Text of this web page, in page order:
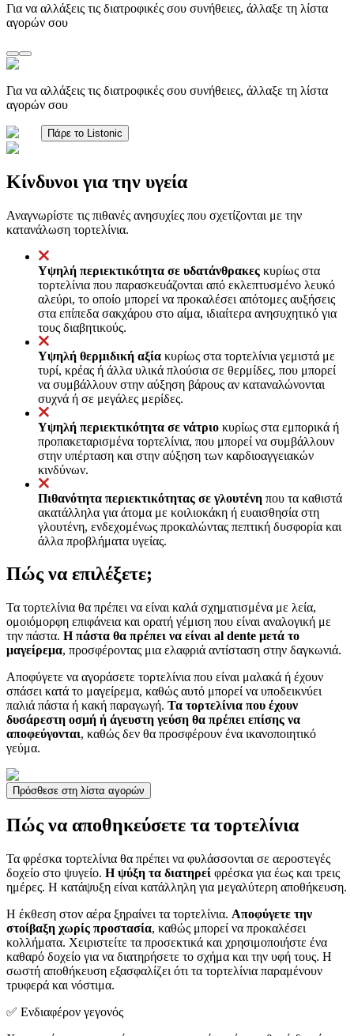
Για να αλλάξεις τις διατροφικές σου συνήθειες, άλλαξε τη λίστα
αγορών σου
Για να αλλάξεις τις διατροφικές σου συνήθειες, άλλαξε τη λίστα
αγορών σου
Πάρε το Listonic
Κίνδυνοι για την υγεία
Αναγνωρίστε τις πιθανές ανησυχίες που σχετίζονται με την
κατανάλωση τορτελίνια.
Υψηλή περιεκτικότητα σε υδατάνθρακες κυρίως στα
τορτελίνια που παρασκευάζονται από εκλεπτυσμένο λευκό
αλεύρι, το οποίο μπορεί να προκαλέσει απότομες αυξήσεις
στα επίπεδα σακχάρου στο αίμα, ιδιαίτερα ανησυχητικό για
τους διαβητικούς.
Υψηλή θερμιδική αξία κυρίως στα τορτελίνια γεμιστά με
τυρί, κρέας ή άλλα υλικά πλούσια σε θερμίδες, που μπορεί
να συμβάλλουν στην αύξηση βάρους αν καταναλώνονται
συχνά ή σε μεγάλες μερίδες.
Υψηλή περιεκτικότητα σε νάτριο κυρίως στα εμπορικά ή
προπακεταρισμένα τορτελίνια, που μπορεί να συμβάλλουν
στην υπέρταση και στην αύξηση των καρδιοαγγειακών
κινδύνων.
Πιθανότητα περιεκτικότητας σε γλουτένη που τα καθιστά
ακατάλληλα για άτομα με κοιλιοκάκη ή ευαισθησία στη
γλουτένη, ενδεχομένως προκαλώντας πεπτική δυσφορία και
άλλα προβλήματα υγείας.
Πώς να επιλέξετε;
Τα τορτελίνια θα πρέπει να είναι καλά σχηματισμένα με λεία,
ομοιόμορφη επιφάνεια και ορατή γέμιση που είναι αναλογική με
την πάστα. Η πάστα θα πρέπει να είναι al dente μετά το
μαγείρεμα, προσφέροντας μια ελαφριά αντίσταση στην δαγκωνιά.
Αποφύγετε να αγοράσετε τορτελίνια που είναι μαλακά ή έχουν
σπάσει κατά το μαγείρεμα, καθώς αυτό μπορεί να υποδεικνύει
παλιά πάστα ή κακή παραγωγή. Τα τορτελίνια που έχουν
δυσάρεστη οσμή ή άγευστη γεύση θα πρέπει επίσης να
αποφεύγονται, καθώς δεν θα προσφέρουν ένα ικανοποιητικό
γεύμα.
Πρόσθεσε στη λίστα αγορών
Πώς να αποθηκεύσετε τα τορτελίνια
Τα φρέσκα τορτελίνια θα πρέπει να φυλάσσονται σε αεροστεγές
δοχείο στο ψυγείο. Η ψύξη τα διατηρεί φρέσκα για έως και τρεις
ημέρες. Η κατάψυξη είναι κατάλληλη για μεγαλύτερη αποθήκευση.
Η έκθεση στον αέρα ξηραίνει τα τορτελίνια. Αποφύγετε την
στοίβαξη χωρίς προστασία, καθώς μπορεί να προκαλέσει
κολλήματα. Χειριστείτε τα προσεκτικά και χρησιμοποιήστε ένα
καθαρό δοχείο για να διατηρήσετε το σχήμα και την υφή τους. Η
σωστή αποθήκευση εξασφαλίζει ότι τα τορτελίνια παραμένουν
τρυφερά και νόστιμα.
✅ Ενδιαφέρον γεγονός